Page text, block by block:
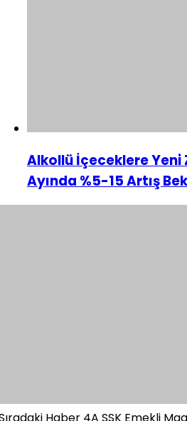
Alkollü İçeceklere Yeni
Ayında %5-15 Artış